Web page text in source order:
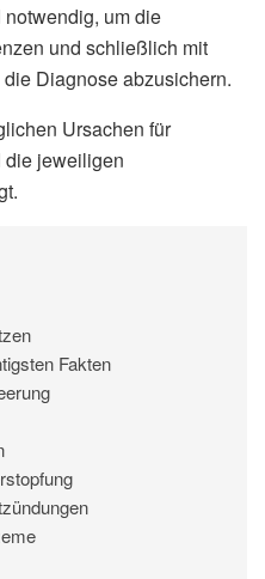
notwendig, um die
und schließlich mit
Diagnose abzusichern.
Ursachen für
die jeweiligen
Fakten